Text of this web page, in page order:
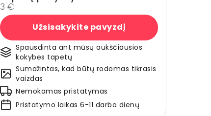
3 €
Užsisakykite pavyzdį
Spausdinta ant mūsų aukščiausios
kokybės tapetų
Sumažintas, kad būtų rodomas tikrasis
vaizdas
Nemokamas pristatymas
Pristatymo laikas 6-11 darbo dienų